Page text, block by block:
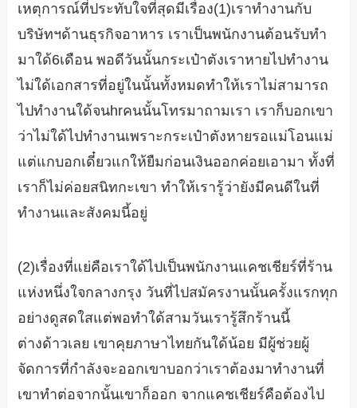
เหตุการณ์ที่ประทับใจที่สุดมีเรื่อง(1)เราทำงานกับ
บริษัทฯด้านธุรกิจอาหาร เราเป็นพนักงานต้อนรับทำ
มาใด้6เดือน พอดีวันนั้นกระเป๋าตังเราหายไปทำงาน
ไม่ใด้เอกสารที่อยู่ในนั้นทั้งหมดทำให้เราไม่สามารถ
ไปทำงานใด้จนhrคนนั้นโทรมาถามเรา เราก็บอกเขา
ว่าไม่ใด้ไปทำงานเพราะกระเป๋าตังหายรอแม่โอนแม่
แต่แกบอกเดี๋ยวแกให้ยืมก่อนเงินออกค่อยเอามา ทั้งที่
เราก็ไม่ค่อยสนิทกะเขา ทำให้เรารู้ว่ายังมีคนดีในที่
ทำงานและสังคมนี้อยู่
(2)เรื่องที่แย่คือเราใด้ไปเป็นพนักงานแคชเชียร์ที่ร้าน
แห่งหนึ่งใจกลางกรุง วันที่ไปสมัครงานนั้นครั้งแรกทุก
อย่างดูสดใสแต่พอทำใด้สามวันเรารู้สึกร้านนี้
ต่างด้าวเลย เขาคุยภาษาไทยกันใด้น้อย มีผู้ช่วยผู้
จัดการที่กำลังจะออกเขาบอกว่าเราต้องมาทำงานที่
เขาทำต่อจากนั้นเขาก็ออก จากแคชเชียร์คือต้องไป